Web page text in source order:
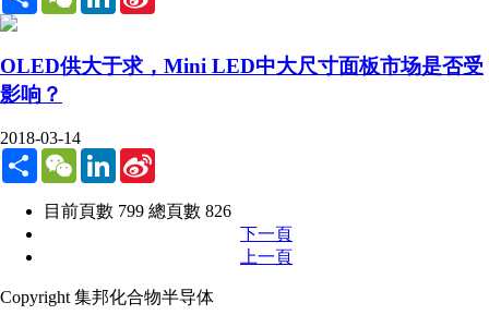
OLED供大于求，Mini LED中大尺寸面板市场是否受
影响？
2018-03-14
Share WeChatLinkedIn
目前頁數 799 總頁數 826
下一頁
上一頁
Copyright 集邦化合物半导体